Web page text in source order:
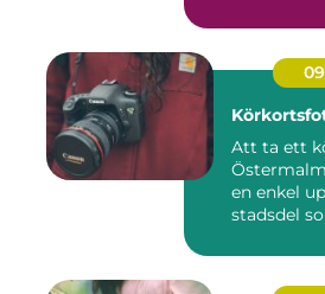
Att ta ett
en enkel
stadsdel